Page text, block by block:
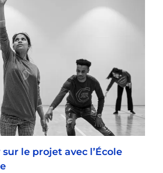
le projet avec l’École